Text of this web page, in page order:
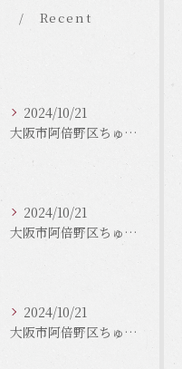
Recent
2024/10/21
大阪市阿倍野区ちゅるんネイルはLinonail
2024/10/21
大阪市阿倍野区ちゅるんネイルはLinonail
2024/10/21
大阪市阿倍野区ちゅるんネイルはLinonail